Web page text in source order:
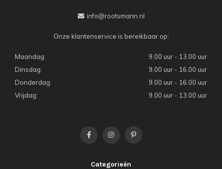
info@rootsmann.nl
Onze klantenservice is bereikbaar op:
Maandag:
9.00 uur - 13.00 uur
Dinsdag:
9.00 uur - 16.00 uur
Donderdag:
9.00 uur - 16.00 uur
Vrijdag:
9.00 uur - 13.00 uur
Categorieën